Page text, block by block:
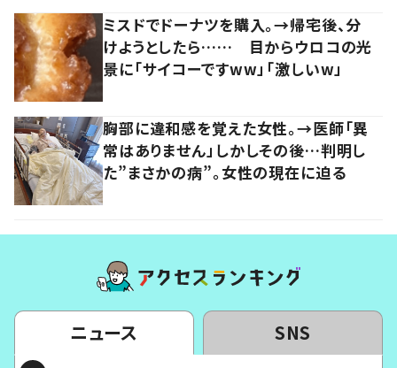
ミスドでドーナツを購入。→帰宅後、分
けようとしたら…… 目からウロコの光
景に「サイコーですww」「激しいw」
胸部に違和感を覚えた女性。→医師「異
常はありません」しかしその後…判明し
た”まさかの病”。女性の現在に迫る
ニュース SNS